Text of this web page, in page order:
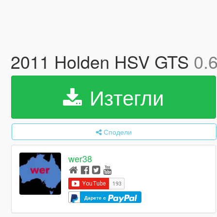
2011 Holden HSV GTS
Изтегли
Сподели
wer38
Дарете с